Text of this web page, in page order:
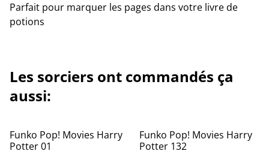
Parfait pour marquer les pages dans votre livre de
potions
Les sorciers ont commandés ça
aussi:
Funko Pop! Movies Harry
Potter 01
Funko Pop! Movies Harry
Potter 132